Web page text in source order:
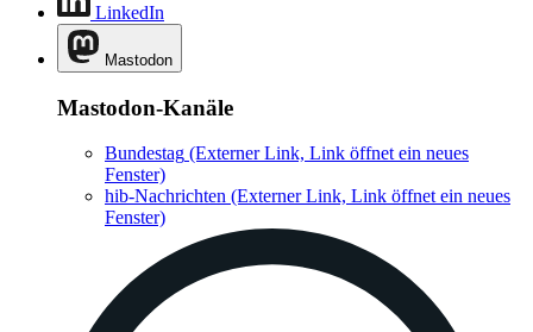
LinkedIn
Mastodon
Mastodon-Kanäle
Bundestag (Externer Link, Link öffnet ein neues
Fenster)
hib-Nachrichten (Externer Link, Link öffnet ein neues
Fenster)